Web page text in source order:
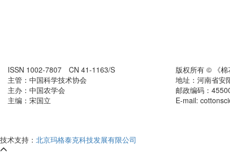
ISSN 1002-7807 CN 41-1163/S
主管：中国科学技术协会
主办：中国农学会
主编：宋国立
版权所有 © 《
地址：河南省安
邮政编码：
E-mail:
技术支持： 北京玛格泰克科技发展有限公司